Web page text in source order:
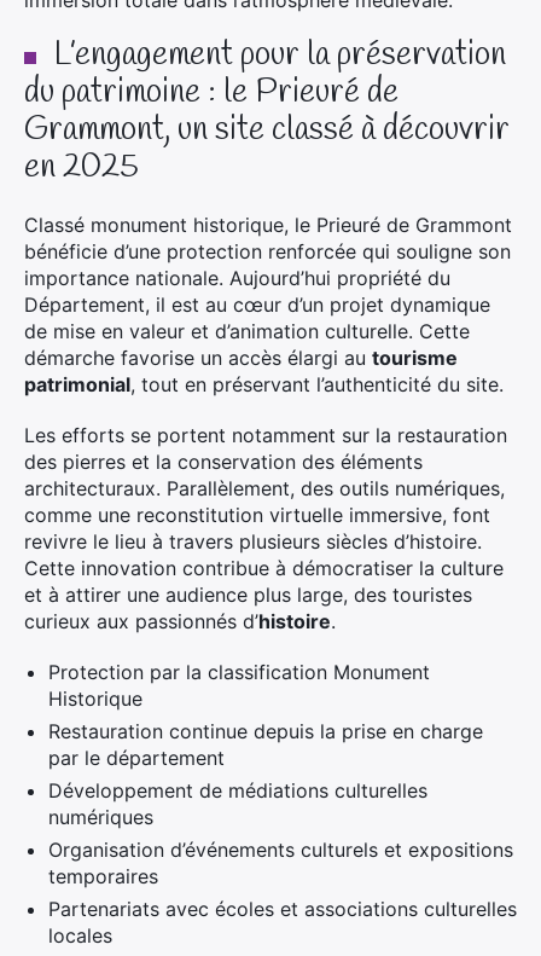
L’engagement pour la préservation
du patrimoine : le Prieuré de
Grammont, un site classé à découvrir
en 2025
Classé monument historique, le Prieuré de Grammont
bénéficie d’une protection renforcée qui souligne son
importance nationale. Aujourd’hui propriété du
Département, il est au cœur d’un projet dynamique
de mise en valeur et d’animation culturelle. Cette
démarche favorise un accès élargi au tourisme
patrimonial, tout en préservant l’authenticité du site.
Les efforts se portent notamment sur la restauration
des pierres et la conservation des éléments
architecturaux. Parallèlement, des outils numériques,
comme une reconstitution virtuelle immersive, font
revivre le lieu à travers plusieurs siècles d’histoire.
Cette innovation contribue à démocratiser la culture
et à attirer une audience plus large, des touristes
curieux aux passionnés d’histoire.
Protection par la classification Monument
Historique
Restauration continue depuis la prise en charge
par le département
Développement de médiations culturelles
numériques
Organisation d’événements culturels et expositions
temporaires
Partenariats avec écoles et associations culturelles
locales